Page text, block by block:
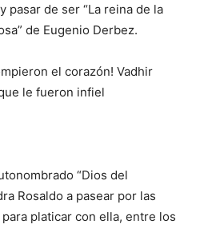
pasar de ser “La reina de la
de Eugenio Derbez.
el corazón! Vadhir
le fueron infiel
“Dios del
Rosaldo a pasear por las
platicar con ella, entre los